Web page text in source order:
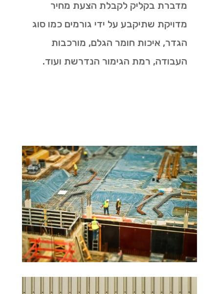
מדברת בקליק לקבלת הצעת מחיר
מדויקת שתיקבע על ידי גורמים כמו סוג
הגדר, איכות חומר הגלם, מורכבות
העבודה, רמת הגימור הנדרשת ועוד.